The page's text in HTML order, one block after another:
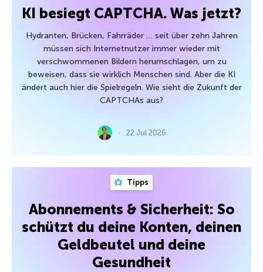
KI besiegt CAPTCHA. Was jetzt?
Hydranten, Brücken, Fahrräder … seit über zehn Jahren
müssen sich Internetnutzer immer wieder mit
verschwommenen Bildern herumschlagen, um zu
beweisen, dass sie wirklich Menschen sind. Aber die KI
ändert auch hier die Spielregeln. Wie sieht die Zukunft der
CAPTCHAs aus?
22 Jul 2026
Tipps
Abonnements & Sicherheit: So
schützt du deine Konten, deinen
Geldbeutel und deine
Gesundheit